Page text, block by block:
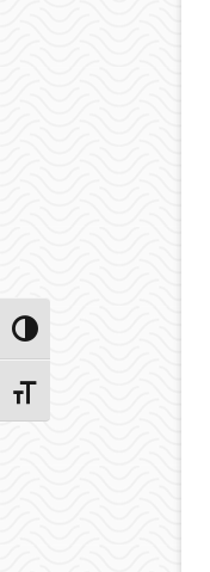
Przełącz wysoki kontrast
Zmień rozmiar czcionek